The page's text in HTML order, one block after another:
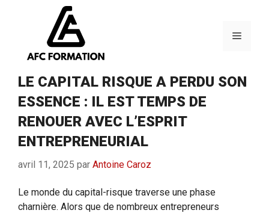
Menu
LE CAPITAL RISQUE A PERDU SON
ESSENCE : IL EST TEMPS DE
RENOUER AVEC L’ESPRIT
ENTREPRENEURIAL
avril 11, 2025 par Antoine Caroz
Le monde du capital-risque traverse une phase
charnière. Alors que de nombreux entrepreneurs